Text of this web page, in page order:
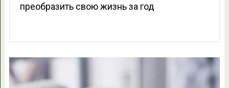
преобразить свою жизнь за год